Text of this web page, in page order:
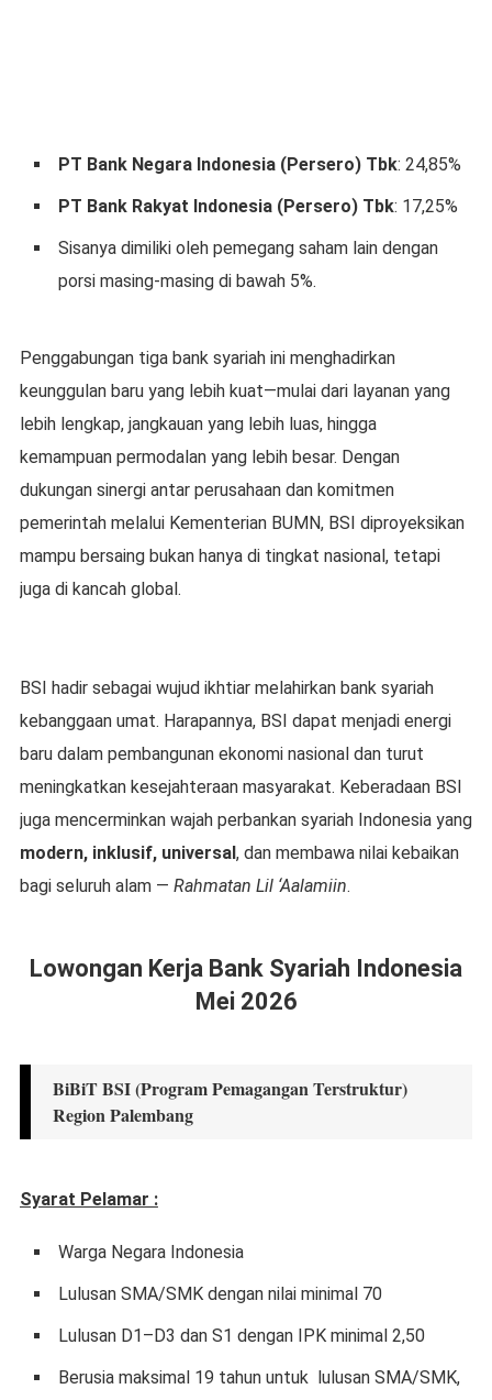
PT Bank Negara Indonesia (Persero) Tbk: 24,85%
PT Bank Rakyat Indonesia (Persero) Tbk: 17,25%
Sisanya dimiliki oleh pemegang saham lain dengan
porsi masing-masing di bawah 5%.
Penggabungan tiga bank syariah ini menghadirkan
keunggulan baru yang lebih kuat—mulai dari layanan yang
lebih lengkap, jangkauan yang lebih luas, hingga
kemampuan permodalan yang lebih besar. Dengan
dukungan sinergi antar perusahaan dan komitmen
pemerintah melalui Kementerian BUMN, BSI diproyeksikan
mampu bersaing bukan hanya di tingkat nasional, tetapi
juga di kancah global.
BSI hadir sebagai wujud ikhtiar melahirkan bank syariah
kebanggaan umat. Harapannya, BSI dapat menjadi energi
baru dalam pembangunan ekonomi nasional dan turut
meningkatkan kesejahteraan masyarakat. Keberadaan BSI
juga mencerminkan wajah perbankan syariah Indonesia yang
modern, inklusif, universal, dan membawa nilai kebaikan
bagi seluruh alam — Rahmatan Lil ‘Aalamiin.
Lowongan Kerja Bank Syariah Indonesia
Mei 2026
BiBiT BSI (Program Pemagangan Terstruktur)
Region Palembang
Syarat Pelamar :
Warga Negara Indonesia
Lulusan SMA/SMK dengan nilai minimal 70
Lulusan D1–D3 dan S1 dengan IPK minimal 2,50
Berusia maksimal 19 tahun untuk lulusan SMA/SMK,